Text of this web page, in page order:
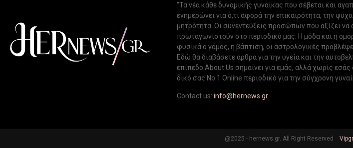
“Τα νέα κάθε δυναμικής γυναίκας που σέβεται και
ενημερώνει για ό,τι αφορά την επικαιρότητα, την
μητρότητα. Οι συνεντεύξεις προσώπων που αξίζει να
πρωταγωνιστούν στο περιοδικό μας. Η μόδα και η
φυσικά ο γάμος, η βάπτιση, οι αστρολογικές
Εδώ θα διαβάσετε άρθρα για την υγεία και την
επίπεδο.About Us σημαίνει για εμάς, αλλά χωρίς εσάς
δικό σας Νo.1 Online περιοδικό για την σύγχρονη
Contact us: info@hernews.gr
@2025 - hernews.gr. All Right Reserved